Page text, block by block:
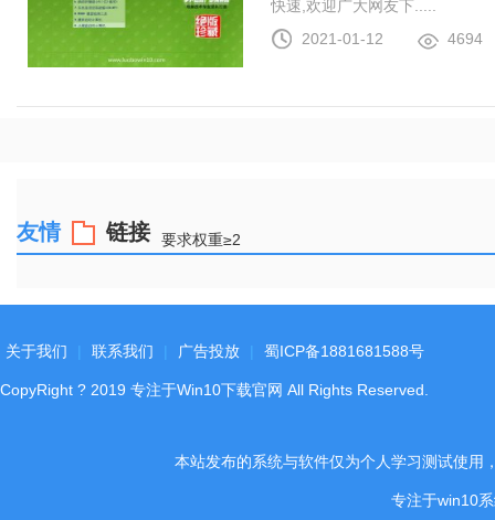
快速,欢迎广大网友下.....
2021-01-12
4694
友情 链接 要求权重≥2
关于我们 联系我们 广告投放 蜀ICP备1881681588号
CopyRight ? 2019 专注于Win10下载官网 All Rights Reserved.
本站发布的系统与软件仅为个人学习测试使用
专注于win10